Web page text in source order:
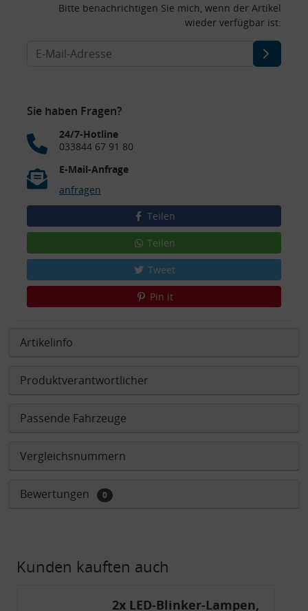
Bitte benachrichtigen Sie mich, wenn der Artikel
wieder verfügbar ist:
Sie haben Fragen?
24/7-Hotline
033844 67 91 80
E-Mail-Anfrage
anfragen
Teilen
Teilen
Tweet
Pin it
Artikelinfo
Produktverantwortlicher
Passende Fahrzeuge
Vergleichsnummern
Bewertungen 0
Kunden kauften auch
2x LED-Blinker-Lampen,